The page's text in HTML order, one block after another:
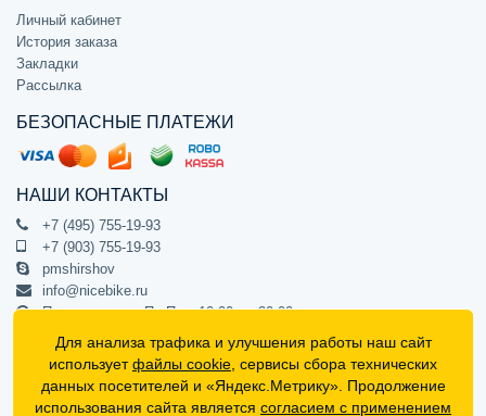
Личный кабинет
История заказа
Закладки
Рассылка
БЕЗОПАСНЫЕ ПЛАТЕЖИ
НАШИ КОНТАКТЫ
+7 (495) 755-19-93
+7 (903) 755-19-93
pmshirshov
info@nicebike.ru
Прием звонков Пн-Пт с 10:00 до 20:00
ПВЗ Пн-Пт с 10:00 до 20:00
г. Москва, ул. Барклая 13с1
подъезд 1, цокольный этаж, офис 1
Официальный интернет-магазин NiceBike © 2012 - 2026
Для анализа трафика и улучшения работы наш сайт
используетфайлы cookie , сервисы сбора технических
данных посетителей и «Яндекс.Метрику». Продолжение
использования сайта является согласием с применением